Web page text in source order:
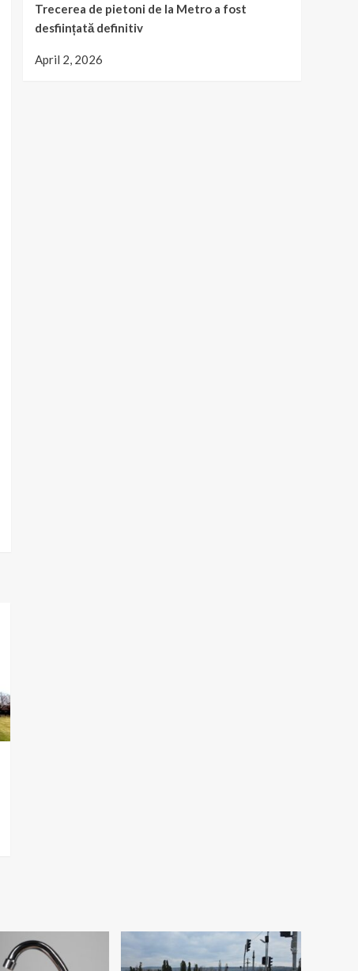
Trecerea de pietoni de la Metro a fost
desființată definitiv
April 2, 2026